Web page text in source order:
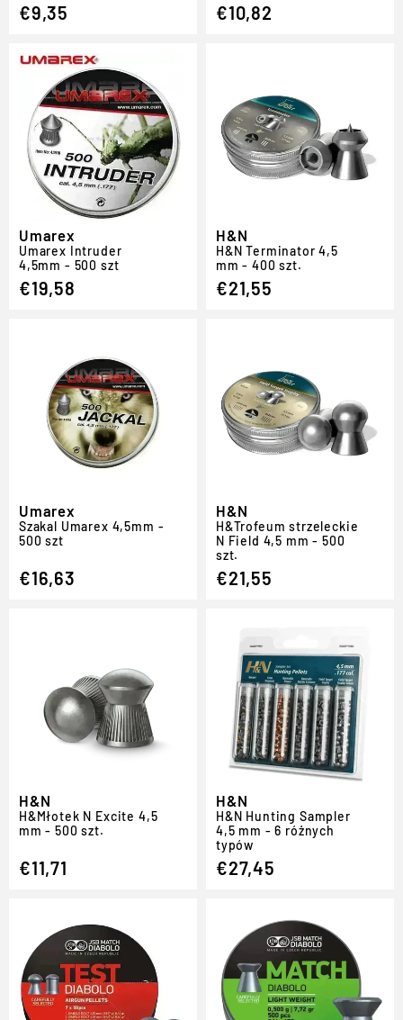
€9,35 €10,82
Umarex
Umarex Intruder
4,5mm - 500 szt
€19,58
H&N
H&N Terminator 4,5
mm - 400 szt.
€21,55
Umarex
Szakal Umarex 4,5mm -
500 szt
€16,63
H&N
H&Trofeum strzeleckie
N Field 4,5 mm - 500
szt.
€21,55
H&N
H&Młotek N Excite 4,5
mm - 500 szt.
€11,71
H&N
H&N Hunting Sampler
4,5 mm - 6 różnych
typów
€27,45